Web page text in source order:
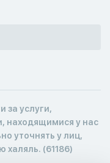
за услуги,
находящимися у нас
уточнять у лиц,
(61186)